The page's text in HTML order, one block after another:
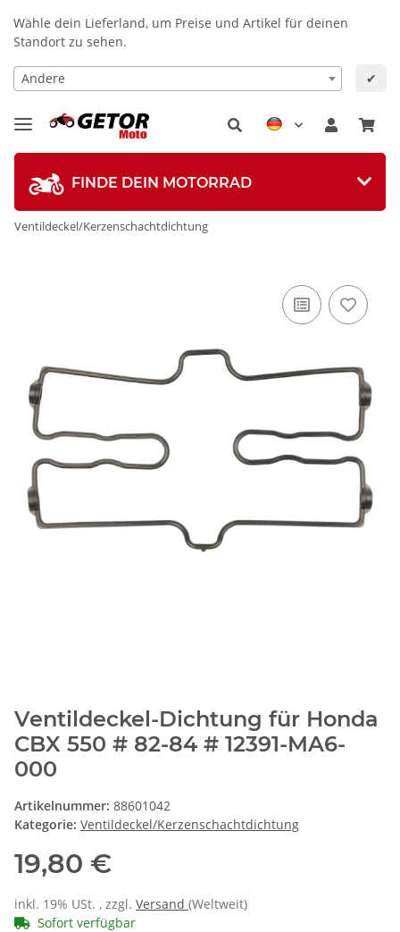
Wähle dein Lieferland, um Preise und Artikel für deinen
Standort zu sehen.
Andere ✔
FINDE DEIN MOTORRAD
Ventildeckel/Kerzenschachtdichtung
Ventildeckel-Dichtung für Honda
CBX 550 # 82-84 # 12391-MA6-
000
Artikelnummer: 88601042
Kategorie: Ventildeckel/Kerzenschachtdichtung
19,80 €
inkl. 19% USt. , zzgl. Versand (Weltweit)
Sofort verfügbar